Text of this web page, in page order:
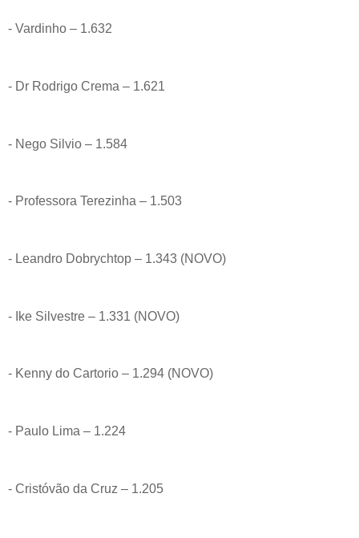
- Vardinho – 1.632
- Dr Rodrigo Crema – 1.621
- Nego Silvio – 1.584
- Professora Terezinha – 1.503
- Leandro Dobrychtop – 1.343 (NOVO)
- Ike Silvestre – 1.331 (NOVO)
- Kenny do Cartorio – 1.294 (NOVO)
- Paulo Lima – 1.224
- Cristóvão da Cruz – 1.205